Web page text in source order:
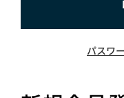
パスワ